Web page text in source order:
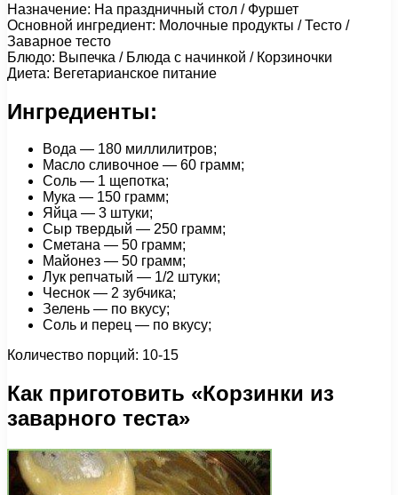
Назначение: На праздничный стол / Фуршет
Основной ингредиент: Молочные продукты / Тесто /
Заварное тесто
Блюдо: Выпечка / Блюда с начинкой / Корзиночки
Диета: Вегетарианское питание
Ингредиенты:
Вода — 180 миллилитров;
Масло сливочное — 60 грамм;
Соль — 1 щепотка;
Мука — 150 грамм;
Яйца — 3 штуки;
Сыр твердый — 250 грамм;
Сметана — 50 грамм;
Майонез — 50 грамм;
Лук репчатый — 1/2 штуки;
Чеснок — 2 зубчика;
Зелень — по вкусу;
Соль и перец — по вкусу;
Количество порций: 10-15
Как приготовить «Корзинки из
заварного теста»